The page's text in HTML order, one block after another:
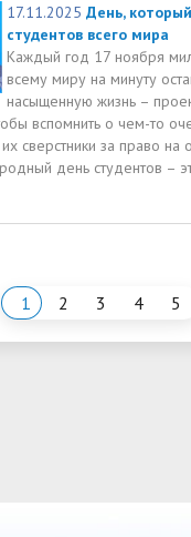
17.11.2025 День,
студентов всего мира
Каждый год 17 ноября
всему миру на минуту
насыщенную жизнь –
вспомнить о чем-то
сверстники за право на
день студентов –
1 2 3 4 5